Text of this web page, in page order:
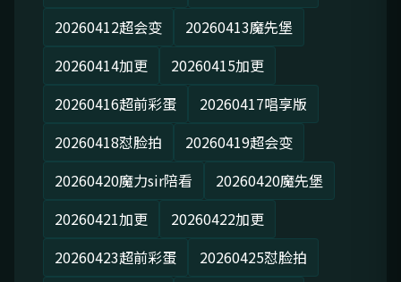
20260412超会变
20260413魔先堡
20260414加更
20260415加更
20260416超前彩蛋
20260417唱享版
20260418怼脸拍
20260419超会变
20260420魔力sir陪看
20260420魔先堡
20260421加更
20260422加更
20260423超前彩蛋
20260425怼脸拍